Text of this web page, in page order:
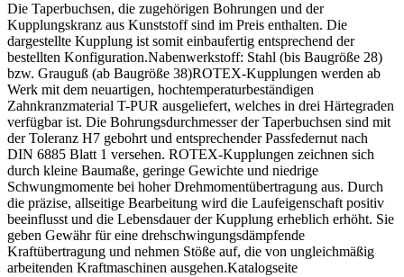
Die Taperbuchsen, die zugehörigen Bohrungen und der
Kupplungskranz aus Kunststoff sind im Preis enthalten. Die
dargestellte Kupplung ist somit einbaufertig entsprechend der
bestellten Konfiguration.Nabenwerkstoff: Stahl (bis Baugröße 28)
bzw. Grauguß (ab Baugröße 38)ROTEX-Kupplungen werden ab
Werk mit dem neuartigen, hochtemperaturbeständigen
Zahnkranzmaterial T-PUR ausgeliefert, welches in drei Härtegraden
verfügbar ist. Die Bohrungsdurchmesser der Taperbuchsen sind mit
der Toleranz H7 gebohrt und entsprechender Passfedernut nach
DIN 6885 Blatt 1 versehen. ROTEX-Kupplungen zeichnen sich
durch kleine Baumaße, geringe Gewichte und niedrige
Schwungmomente bei hoher Drehmomentübertragung aus. Durch
die präzise, allseitige Bearbeitung wird die Laufeigenschaft positiv
beeinflusst und die Lebensdauer der Kupplung erheblich erhöht. Sie
geben Gewähr für eine drehschwingungsdämpfende
Kraftübertragung und nehmen Stöße auf, die von ungleichmäßig
arbeitenden Kraftmaschinen ausgehen.Katalogseite